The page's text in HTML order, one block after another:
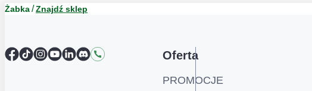
Żabka Znajdź sklep
Facebook
TikTokInstagram
YouTube
LinkedIn
DiscordKontakt Oferta
PROMOCJE